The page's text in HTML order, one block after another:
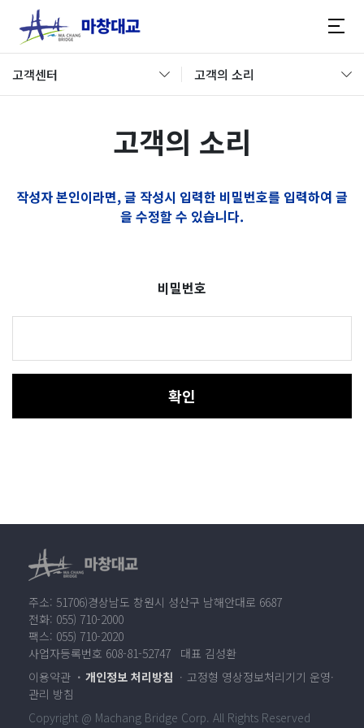
고객센터 고객의 소리
고객의 소리
작성자 본인이라면, 글 작성시 입력한 비밀번호를 입력하여 글
을 수정할 수 있습니다.
비밀번호
확인
주소: 51706)경상남도 창원시 성산구 남해안대로 6687
전화: 055) 710-2000
팩스: 055) 710-2020
사업자등록번호 608-81-52747 대표 김성환
이용약관
개인정보 처리방침
고정형 영상정보처리기기 운영·
관리 방침
Copyright @ Machang Bridge Corp. All Rights Reserved